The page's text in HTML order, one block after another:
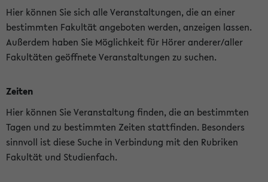
Hier können Sie sich alle Veranstaltungen, die an einer
bestimmten Fakultät angeboten werden, anzeigen lassen.
Außerdem haben Sie Möglichkeit für Hörer anderer/aller
Fakultäten geöffnete Veranstaltungen zu suchen.
Zeiten
Hier können Sie Veranstaltung finden, die an bestimmten
Tagen und zu bestimmten Zeiten stattfinden. Besonders
sinnvoll ist diese Suche in Verbindung mit den Rubriken
Fakultät und Studienfach.